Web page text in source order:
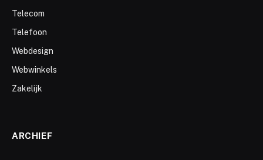
Telecom
Telefoon
Webdesign
Webwinkels
Zakelijk
ARCHIEF